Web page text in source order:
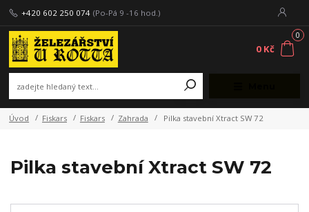
+420 602 250 074 (Po-Pá 9 -16 hod.)
0
0 Kč
Úvod Fiskars Fiskars Zahrada Pilka stavební Xtract SW 72
Pilka stavební Xtract SW 72